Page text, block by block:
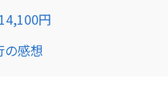
円
の感想